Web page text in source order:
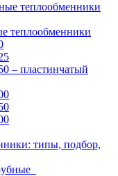
теплообменники
теплообменники
– пластинчатый
типы, подбор,